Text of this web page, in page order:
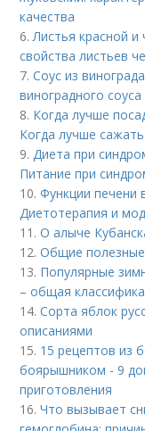
качества
6. Листья красной
свойства листьев
7.Соус из
виноградного соуса
8. Когда лучше
Когда лучше
9. Диета при
Питание при
10.Функции печени
Диетотерапия и
11.О алыче
12.Общие
13. Популярные
– общая
14.Сорта яблок
описаниями
15. 15 рецептов из
боярышником - 9
приготовления
16.Что вызывает